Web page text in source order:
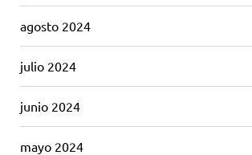
agosto 2024
julio 2024
junio 2024
mayo 2024